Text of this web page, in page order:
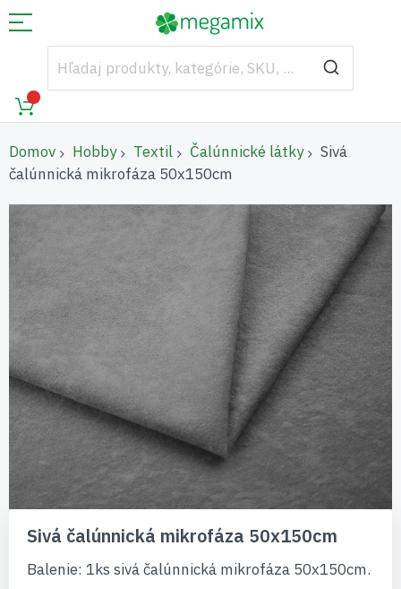
Domov Hobby Textil Čalúnnické látky
Sivá
čalúnnická mikrofáza 50x150cm
Preskočiť
na
koniec
galérie
obrázkov
začiatok
galérie
obrázkov
Sivá čalúnnická mikrofáza 50x150cm
Balenie: 1ks sivá čalúnnická mikrofáza 50x150cm.